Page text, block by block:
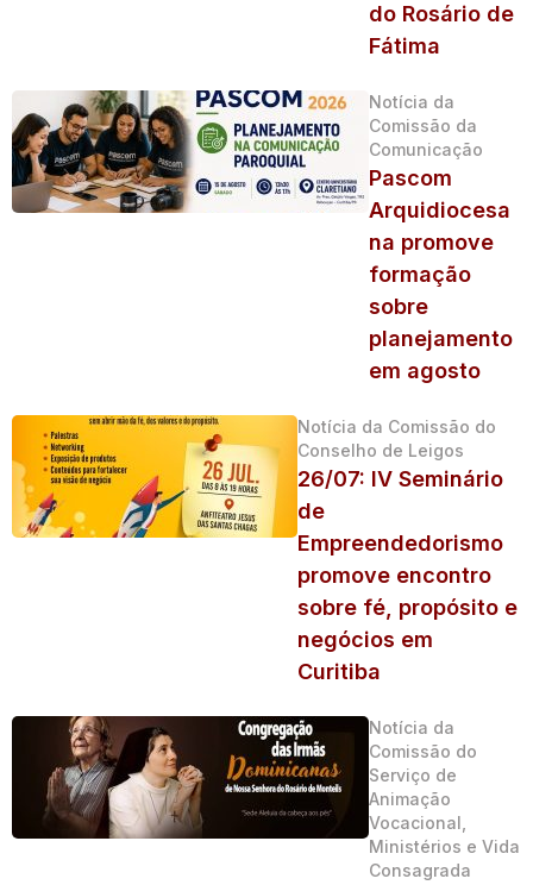
do Rosário de
Fátima
Notícia da
Comissão da
Comunicação
Pascom
Arquidiocesa
na promove
formação
sobre
planejamento
em agosto
Notícia da Comissão do
Conselho de Leigos
26/07: IV Seminário
de
Empreendedorismo
promove encontro
sobre fé, propósito e
negócios em
Curitiba
Notícia da
Comissão do
Serviço de
Animação
Vocacional,
Ministérios e Vida
Consagrada